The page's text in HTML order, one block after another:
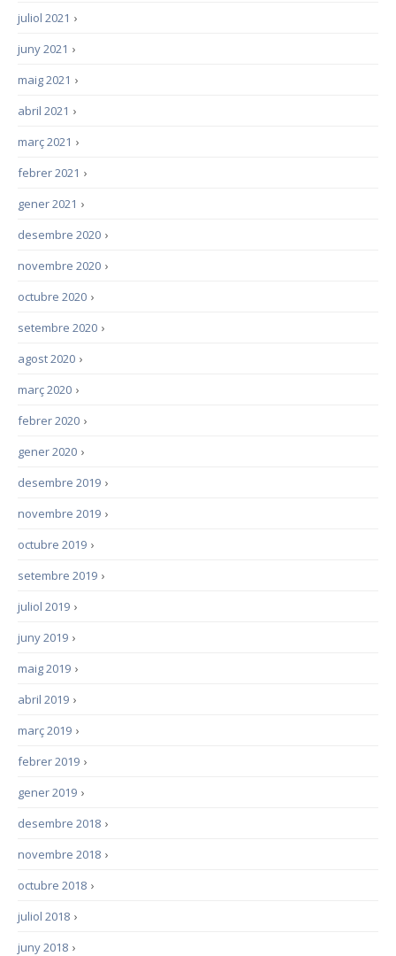
›
juliol 2021
›
juny 2021
›
maig 2021
›
abril 2021
›
març 2021
›
febrer 2021
›
gener 2021
›
desembre 2020
›
novembre 2020
›
octubre 2020
›
setembre 2020
›
agost 2020
›
març 2020
›
febrer 2020
›
gener 2020
›
desembre 2019
›
novembre 2019
›
octubre 2019
›
setembre 2019
›
juliol 2019
›
juny 2019
›
maig 2019
›
abril 2019
›
març 2019
›
febrer 2019
›
gener 2019
›
desembre 2018
›
novembre 2018
›
octubre 2018
›
juliol 2018
›
juny 2018